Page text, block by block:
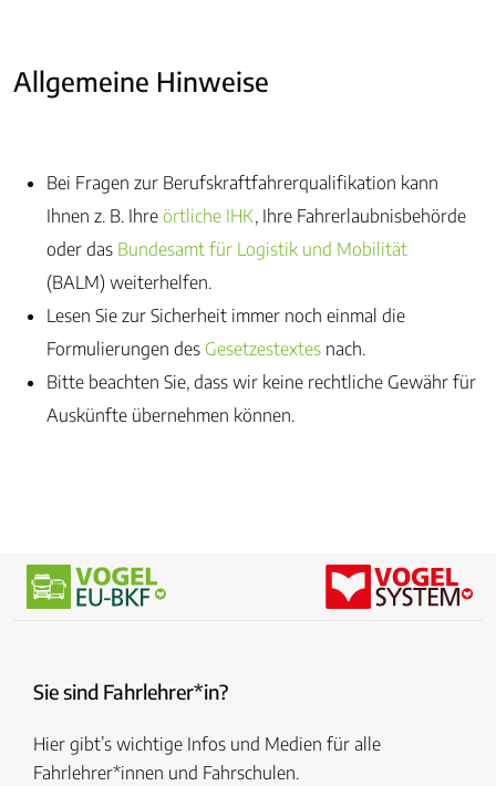
Allgemeine Hinweise
Bei Fragen zur Berufskraftfahrerqualifikation kann
Ihnen z. B. Ihre örtliche IHK, Ihre Fahrerlaubnisbehörde
oder das Bundesamt für Logistik und Mobilität
(BALM) weiterhelfen.
Lesen Sie zur Sicherheit immer noch einmal die
Formulierungen des Gesetzestextes nach.
Bitte beachten Sie, dass wir keine rechtliche Gewähr für
Auskünfte übernehmen können.
Sie sind Fahrlehrer*in?
Hier gibt’s wichtige Infos und Medien für alle
Fahrlehrer*innen und Fahrschulen.